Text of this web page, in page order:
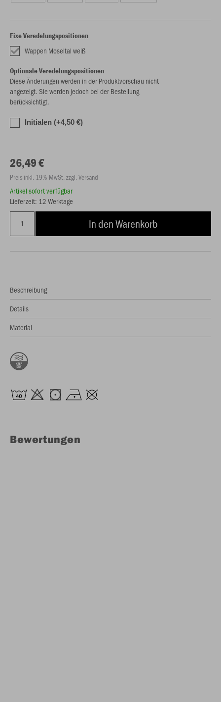
Fixe Veredelungspositionen
Wappen Moseltal weiß
Optionale Veredelungspositionen
Diese Änderungen werden in der Produktvorschau nicht
angezeigt. Sie werden jedoch bei der Bestellung
berücksichtigt.
Initialen (+4,50 €)
26,49 €
Preis inkl. 19% MwSt. zzgl. Versand
Artikel sofort verfügbar
Lieferzeit: 12 Werktage
In den Warenkorb
Beschreibung
Details
Material
Bewertungen